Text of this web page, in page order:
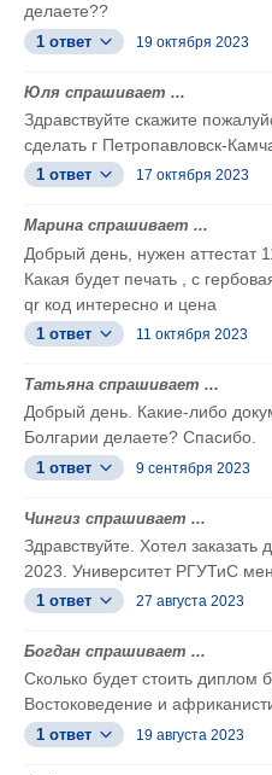
делаете??
1 ответ 19 октября 2023
Юля спрашивает ...
Здравствуйте скажите
сделать г Петропавловск-
1 ответ 17 октября 2023
Марина спрашивает ...
Добрый день, нужен аттестат
Какая будет печать , с
qr код интересно и цена
1 ответ 11 октября 2023
Татьяна спрашивает ...
Добрый день. Какие-либо
Болгарии делаете? Спасибо.
1 ответ 9 сентября 2023
Чингиз спрашивает ...
Здравствуйте. Хотел
2023. Университет РГУТиС
1 ответ 27 августа 2023
Богдан спрашивает ...
Сколько будет стоить диплом
Востоковедение и
1 ответ 19 августа 2023